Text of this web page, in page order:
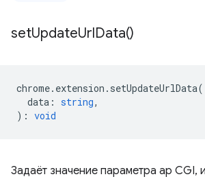
setUpdateUrlData()
chrome. extension . setUpdateUrlData(
data : string,
) : void
Задаёт значение параметра ap CGI,